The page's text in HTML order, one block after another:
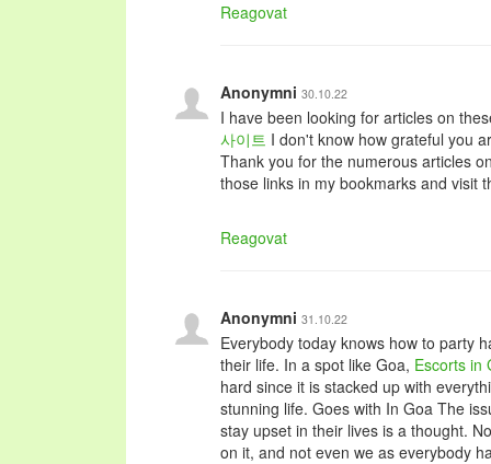
Reagovat
Anonymni 30.10.22
I have been looking for articles on
사이트 I don't know how grateful you
Thank you for the numerous articles
those links in my bookmarks and visit
Reagovat
Anonymni 31.10.22
Everybody today knows how to party
their life. In a spot like Goa, Escorts in
hard since it is stacked up with
stunning life. Goes with In Goa The
stay upset in their lives is a thought.
on it, and not even we as everybody